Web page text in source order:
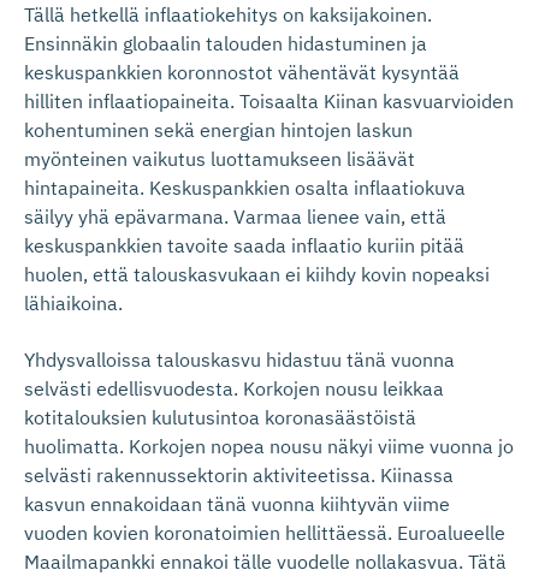
Tällä hetkellä inflaatiokehitys on kaksijakoinen.
Ensinnäkin globaalin talouden hidastuminen ja
keskuspankkien koronnostot vähentävät kysyntää
hilliten inflaatiopaineita. Toisaalta Kiinan kasvuarvioiden
kohentuminen sekä energian hintojen laskun
myönteinen vaikutus luottamukseen lisäävät
hintapaineita. Keskuspankkien osalta inflaatiokuva
säilyy yhä epävarmana. Varmaa lienee vain, että
keskuspankkien tavoite saada inflaatio kuriin pitää
huolen, että talouskasvukaan ei kiihdy kovin nopeaksi
lähiaikoina.
Yhdysvalloissa talouskasvu hidastuu tänä vuonna
selvästi edellisvuodesta. Korkojen nousu leikkaa
kotitalouksien kulutusintoa koronasäästöistä
huolimatta. Korkojen nopea nousu näkyi viime vuonna jo
selvästi rakennussektorin aktiviteetissa. Kiinassa
kasvun ennakoidaan tänä vuonna kiihtyvän viime
vuoden kovien koronatoimien hellittäessä. Euroalueelle
Maailmapankki ennakoi tälle vuodelle nollakasvua. Tätä